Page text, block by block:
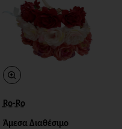
Ro-Ro
Άμεσα Διαθέσιμο